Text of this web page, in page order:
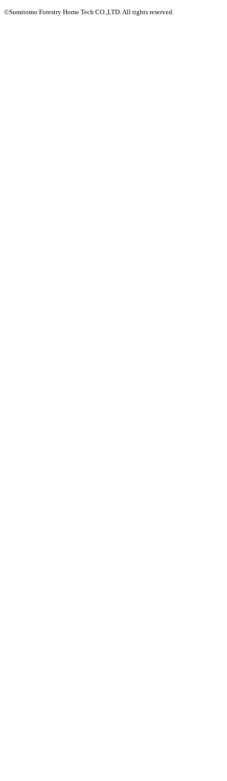
©Sumitomo Forestry Home Tech CO.,LTD. All rights reserved.